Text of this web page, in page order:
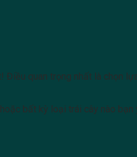
quan trọng nhất là chọn
bất kỳ loại trái cây nào bạn